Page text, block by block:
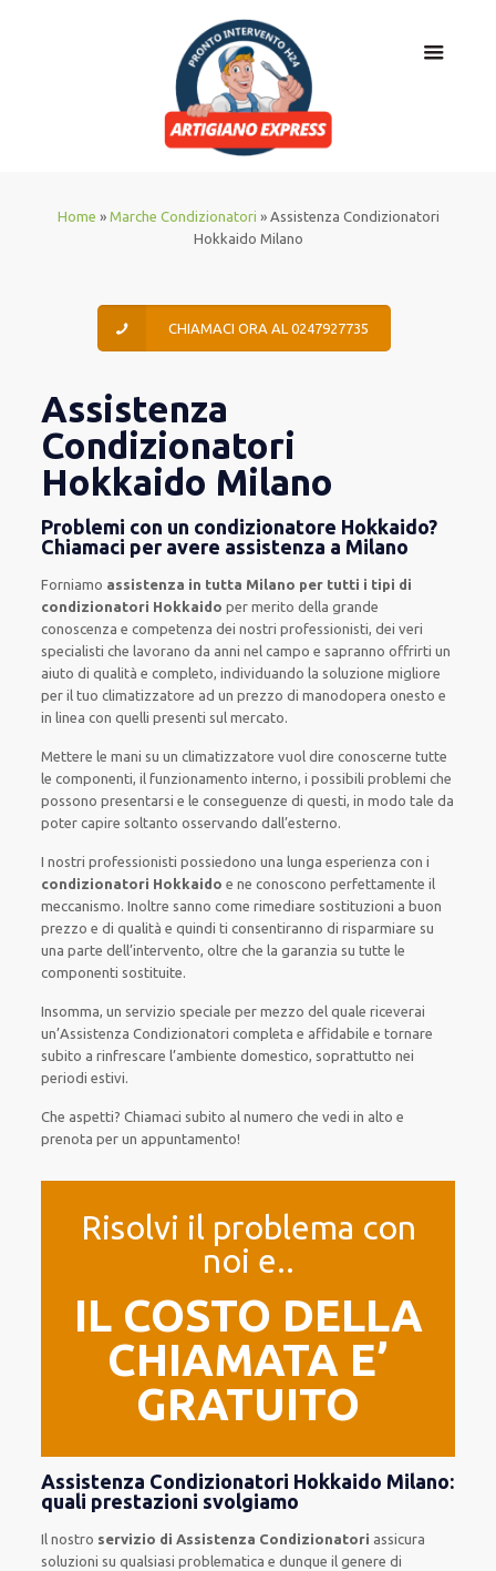
Home » Marche Condizionatori » Assistenza Condizionatori
Hokkaido Milano
CHIAMACI ORA AL 0247927735
Assistenza
Condizionatori
Hokkaido Milano
Problemi con un condizionatore Hokkaido?
Chiamaci per avere assistenza a Milano
Forniamo assistenza in tutta Milano per tutti i tipi di
condizionatori Hokkaido per merito della grande
conoscenza e competenza dei nostri professionisti, dei veri
specialisti che lavorano da anni nel campo e sapranno offrirti un
aiuto di qualità e completo, individuando la soluzione migliore
per il tuo climatizzatore ad un prezzo di manodopera onesto e
in linea con quelli presenti sul mercato.
Mettere le mani su un climatizzatore vuol dire conoscerne tutte
le componenti, il funzionamento interno, i possibili problemi che
possono presentarsi e le conseguenze di questi, in modo tale da
poter capire soltanto osservando dall’esterno.
I nostri professionisti possiedono una lunga esperienza con i
condizionatori Hokkaido e ne conoscono perfettamente il
meccanismo. Inoltre sanno come rimediare sostituzioni a buon
prezzo e di qualità e quindi ti consentiranno di risparmiare su
una parte dell’intervento, oltre che la garanzia su tutte le
componenti sostituite.
Insomma, un servizio speciale per mezzo del quale riceverai
un’Assistenza Condizionatori completa e affidabile e tornare
subito a rinfrescare l’ambiente domestico, soprattutto nei
periodi estivi.
Che aspetti? Chiamaci subito al numero che vedi in alto e
prenota per un appuntamento!
Risolvi il problema con
noi e..
IL COSTO DELLA
CHIAMATA E’
GRATUITO
Assistenza Condizionatori Hokkaido Milano:
quali prestazioni svolgiamo
Il nostro servizio di Assistenza Condizionatori assicura
soluzioni su qualsiasi problematica e dunque il genere di